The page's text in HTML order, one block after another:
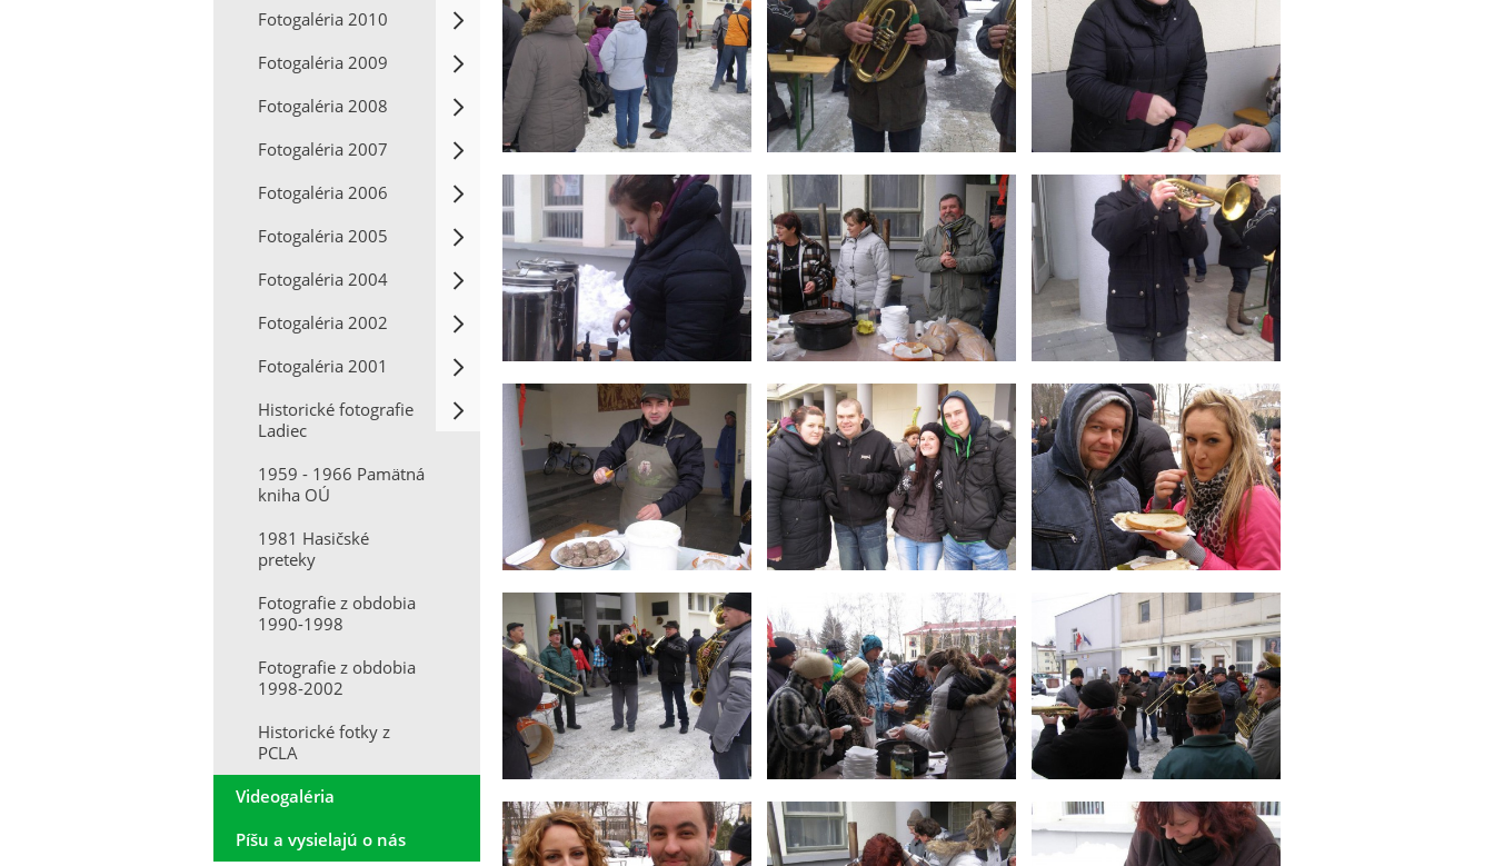
Fotogaléria 2010
Fotogaléria 2009
Fotogaléria 2008
Fotogaléria 2007
Fotogaléria 2006
Fotogaléria 2005
Fotogaléria 2004
Fotogaléria 2002
Fotogaléria 2001
Historické fotografie
Ladiec
1959 - 1966 Pamätná
kniha OÚ
1981 Hasičské
preteky
Fotografie z obdobia
1990-1998
Fotografie z obdobia
1998-2002
Historické fotky z
PCLA
Videogaléria
Píšu a vysielajú o nás